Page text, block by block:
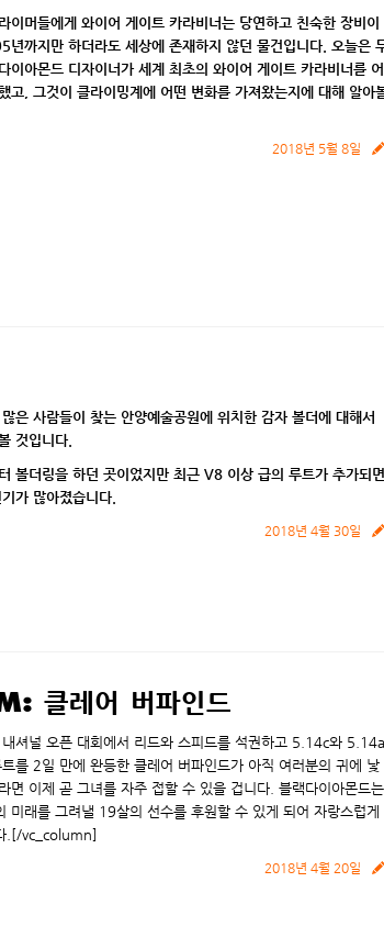
이머들에게 와이어 게이트 카라비너는 당연하고 친숙한 장비이
년까지만 하더라도 세상에 존재하지 않던 물건입니다. 오늘은
이아몬드 디자이너가 세계 최초의 와이어 게이트 카라비너를 어
고 그것이 클라이밍계에 어떤 변화를 가져왔는지에 대해 알아
2018년 5월 8일
은 사람들이 찾는 안양예술공원에 위치한 감자 볼더에 대해서
것입니다.
볼더링을 하던 곳이었지만 최근 V8 이상 급의 루트가 추가되면
가 많아졌습니다.
2018년 4월 30일
클레어 버파인드
내셔널 오픈 대회에서 리드와 스피드를 석권하고 5.14c와 5.14a
를 2일 만에 완등한 클레어 버파인드가 아직 여러분의 귀에 낯
면 이제 곧 그녀를 자주 접할 수 있을 겁니다. 블랙다이아몬드는
미래를 그려낼 19살의 선수를 후원할 수 있게 되어 자랑스럽게
.[/vc_column]
2018년 4월 20일